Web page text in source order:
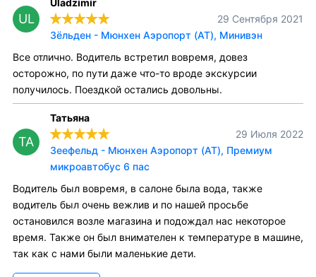
UL
Uladzimir
29 Сентября 2021
Зёльден - Мюнхен Аэропорт (AT), Минивэн
Все отлично. Водитель встретил вовремя, довез
осторожно, по пути даже что-то вроде экскурсии
получилось. Поездкой остались довольны.
ТА
Татьяна
29 Июля 2022
Зеефельд - Мюнхен Аэропорт (AT), Премиум
микроавтобус 6 пас
Водитель был вовремя, в салоне была вода, также
водитель был очень вежлив и по нашей просьбе
остановился возле магазина и подождал нас некоторое
время. Также он был внимателен к температуре в машине,
так как с нами были маленькие дети.